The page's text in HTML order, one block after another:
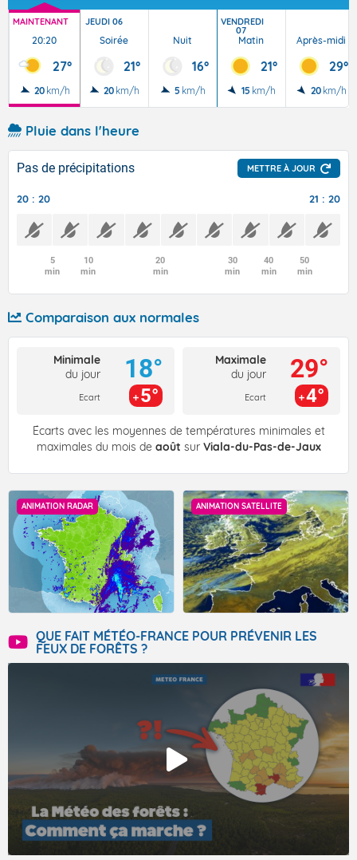
MAINTENANT
20:20
27°
20 km/h
JEUDI 06
Soirée
21°
20 km/h
Nuit
16°
5 km/h
VENDREDI
07
Matin
21°
15 km/h
Après-midi
29°
20 km/h
Pluie dans l'heure
Pas de précipitations METTRE À JOUR
20 : 20 21 : 20
5
min
10
min
20
min
30
min
40
min
50
min
Comparaison aux normales
Minimale
du jour
Ecart
18°
5°
Maximale
du jour
Ecart
29°
4°
Écarts avec les moyennes de températures minimales et
maximales du mois de août sur Viala-du-Pas-de-Jaux
ANIMATION RADAR ANIMATION SATELLITE
QUE FAIT MÉTÉO-FRANCE POUR PRÉVENIR LES
FEUX DE FORÊTS ?